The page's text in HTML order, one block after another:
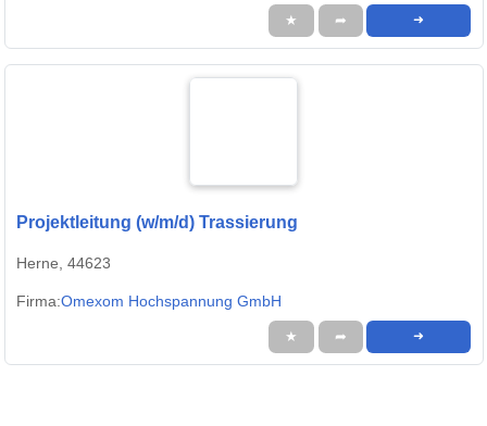
★ ➦ ➜
Projektleitung (w/m/d) Trassierung
Herne, 44623
Firma:Omexom Hochspannung GmbH
★ ➦ ➜